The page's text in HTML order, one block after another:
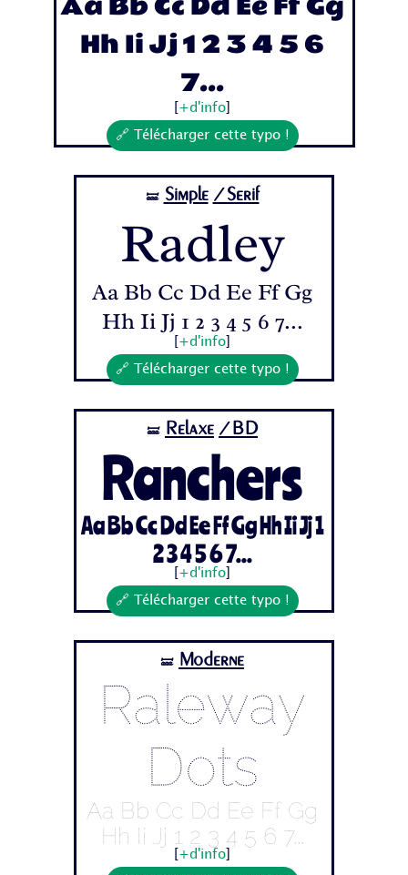
Hh Ii Jj 1 2 3 4 5 6
7...
+d'info
🔗 Télécharger cette typo !
🝛 Simple /Serif
Radley
Aa Bb Cc Dd Ee Ff Gg
Hh Ii Jj 1 2 3 4 5 6 7...
+d'info
🔗 Télécharger cette typo !
🝛 Relaxe /BD
Ranchers
Aa Bb Cc Dd Ee Ff Gg Hh Ii Jj 1
2 3 4 5 6 7...
+d'info
🔗 Télécharger cette typo !
🝛 Moderne
Raleway
Dots
Aa Bb Cc Dd Ee Ff Gg
Hh Ii Jj 1 2 3 4 5 6 7...
+d'info